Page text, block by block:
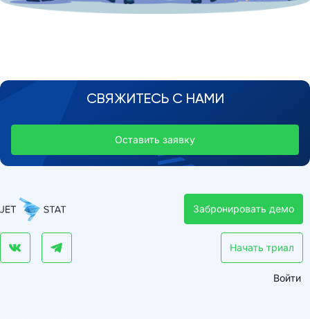
СВЯЖИТЕСЬ С НАМИ
Оставить заявку
Забронировать демо
Начать триал
Войти